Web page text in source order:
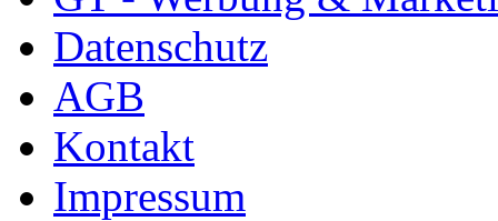
Datenschutz
AGB
Kontakt
Impressum